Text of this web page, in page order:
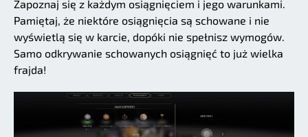
Zapoznaj się z każdym osiągnięciem i jego warunkami.
Pamiętaj, że niektóre osiągnięcia są schowane i nie
wyświetlą się w karcie, dopóki nie spełnisz wymogów.
Samo odkrywanie schowanych osiągnięć to już wielka
frajda!